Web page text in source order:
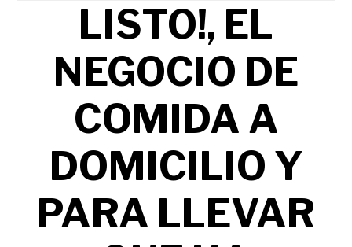
LISTO!, EL
NEGOCIO DE
COMIDA A
DOMICILIO Y
PARA LLEVAR